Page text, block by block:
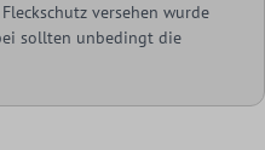
versehen wurde
sollten unbedingt die